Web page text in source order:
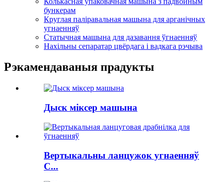
бункерам
Круглая паліравальная машына для арганічных
угнаенняў
Статычная машына для дазавання ўгнаенняў
Нахільны сепаратар цвёрдага і вадкага рэчыва
Рэкамендаваныя прадукты
Дыск міксер машына
Вертыкальны ланцужок угнаенняў
C...